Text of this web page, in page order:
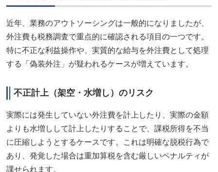
近年、業務のアウトソーシングは一般的になりましたが、
外注費も税務調査で重点的に確認される項目の一つです。
特に不正な利益操作や、実質的な給与を外注費として処理
する「偽装外注」が疑われるケースが増えています。
不正計上（架空・水増し）のリスク
実際には発生していない外注費を計上したり、実際の金額
よりも水増しして計上したりすることで、課税所得を不当
に圧縮しようとするケースです。これは明確な脱税行為で
あり、発覚した場合は重加算税を含む厳しいペナルティが
課せられます。